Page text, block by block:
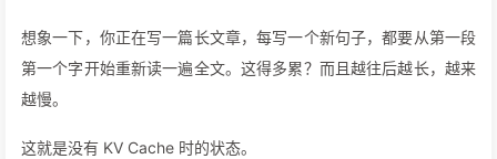
想象一下，你正在写一篇长文章，每写一个新句子，都要从第一段
第一个字开始重新读一遍全文。这得多累？而且越往后越长，越来
越慢。
这就是没有 KV Cache 时的状态。